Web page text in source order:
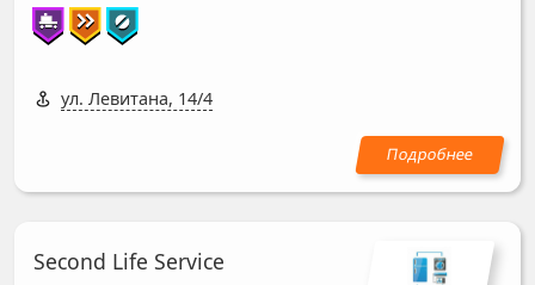
ул. Левитана, 14/4
Second Life Service